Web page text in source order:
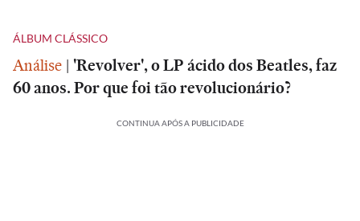
ÁLBUM CLÁSSICO
Análise | 'Revolver', o LP ácido dos Beatles, faz
60 anos. Por que foi tão revolucionário?
CONTINUA APÓS A PUBLICIDADE